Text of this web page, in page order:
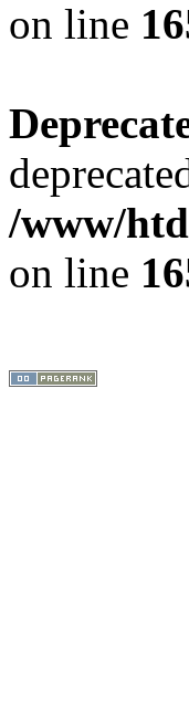
on line
/www/
on line